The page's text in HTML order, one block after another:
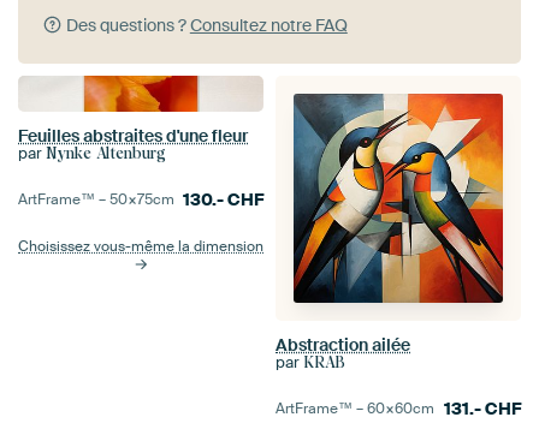
Des questions ?Consultez notre FAQ
Feuilles abstraites d'une fleur
par Nynke Altenburg
ArtFrame™ –50×75cm 130.-CHF
Choisissez vous-même la dimension
Abstraction ailée
par KRAB
ArtFrame™ –60×60cm 131.-CHF